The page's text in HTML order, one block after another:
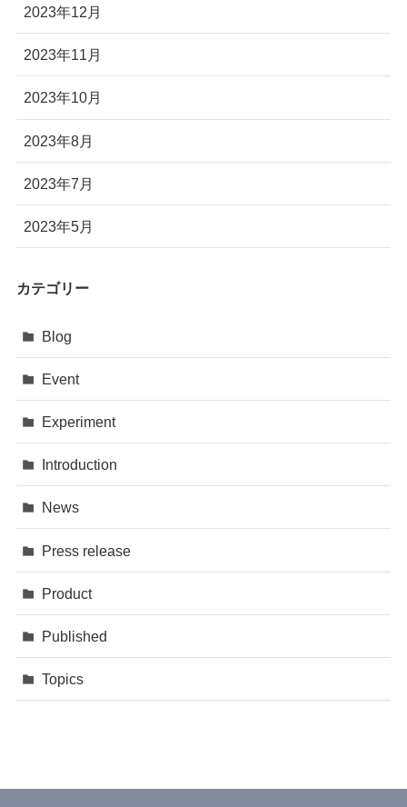
2023年12月
2023年11月
2023年10月
2023年8月
2023年7月
2023年5月
カテゴリー
Blog
Event
Experiment
Introduction
News
Press release
Product
Published
Topics